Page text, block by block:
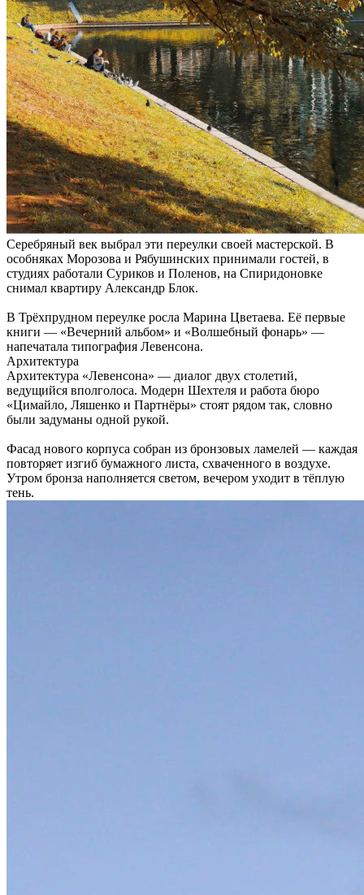
Серебряный век выбрал эти переулки своей мастерской. В
особняках Морозова и Рябушинских принимали гостей, в
студиях работали Суриков и Поленов, на Спиридоновке
снимал квартиру Александр Блок.
В Трёхпрудном переулке росла Марина Цветаева. Её первые
книги — «Вечерний альбом» и «Волшебный фонарь» —
напечатала типография Левенсона.
Архитектура
Архитектура «Левенсона» — диалог двух столетий,
ведущийся вполголоса. Модерн Шехтеля и работа бюро
«Цимайло, Ляшенко и Партнёры» стоят рядом так, словно
были задуманы одной рукой.
Фасад нового корпуса собран из бронзовых ламелей — каждая
повторяет изгиб бумажного листа, схваченного в воздухе.
Утром бронза наполняется светом, вечером уходит в тёплую
тень.